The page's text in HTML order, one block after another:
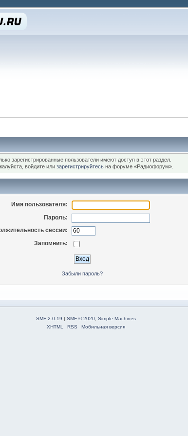
зарегистрированные пользователи имеют доступ в этот раздел.
войдите или зарегистрируйтесьна форуме «Радиофорум».
Имя пользователя:
Пароль:
сессии:
Запомнить:
Забыли пароль?
SMF 2.0.19 | SMF © 2020 Simple Machines
XHTML
RSS Мобильная версия